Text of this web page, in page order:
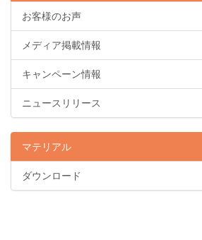
お客様のお声
メディア掲載情報
キャンペーン情報
ニュースリリース
マテリアル
ダウンロード